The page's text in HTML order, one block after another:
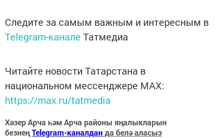
Следите за самым важным и интересным в
Telegram-канале Татмедиа
Читайте новости Татарстана в
национальном мессенджере MАХ:
https://max.ru/tatmedia
Хәзер Арча һәм Арча районы яңалыкларын
безнеңTelegram-каналданда белә аласыз